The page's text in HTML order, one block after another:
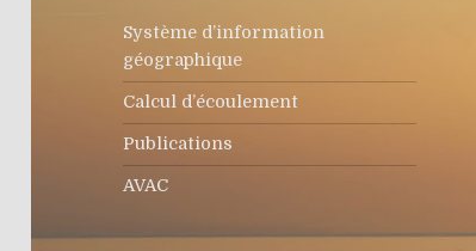
Système d’information
géographique
Calcul d’écoulement
Publications
AVAC